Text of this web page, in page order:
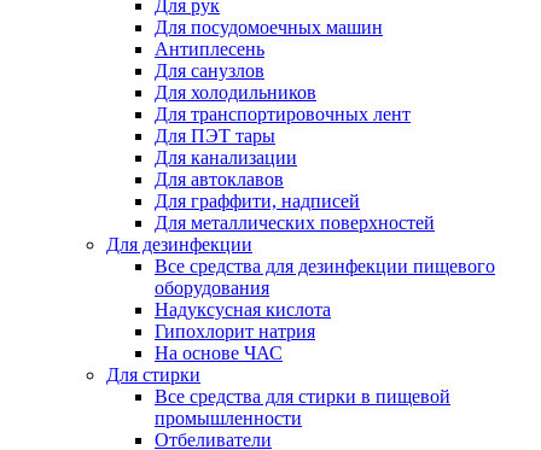
Для рук
Для посудомоечных машин
Антиплесень
Для санузлов
Для холодильников
Для транспортировочных лент
Для ПЭТ тары
Для канализации
Для автоклавов
Для граффити, надписей
Для металлических поверхностей
Для дезинфекции
Все средства для дезинфекции пищевого
оборудования
Надуксусная кислота
Гипохлорит натрия
На основе ЧАС
Для стирки
Все средства для стирки в пищевой
промышленности
Отбеливатели